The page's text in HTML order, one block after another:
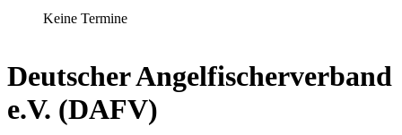
Keine Termine
Deutscher Angelfischerverband
e.V. (DAFV)